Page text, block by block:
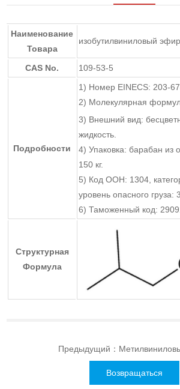
Наименование
Товара
изобутилвиниловый эфир
CAS No. 109-53-5
Подробности
1) Номер EINECS: 203-
2) Молекулярная
3) Внешний вид:
жидкость.
4) Упаковка: барабан из
150 кг.
5) Код ООН: 1304,
уровень опасного груза: 3.
6) Таможенный код:
Структурная
Формула
Предыдущий：
Возвращаться